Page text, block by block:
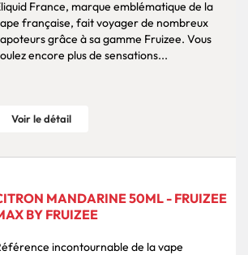
France, marque emblématique de la
française, fait voyager de nombreux
grâce à sa gamme Fruizee. Vous
encore plus de sensations...
Voir le détail
MANDARINE 50ML - FRUIZEE
BY FRUIZEE
incontournable de la vape